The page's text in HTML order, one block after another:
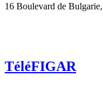
16 Boulevard de
TéléFIGAR